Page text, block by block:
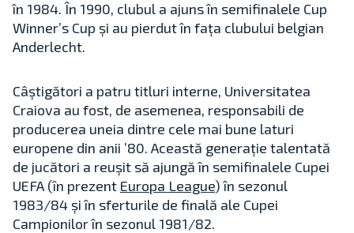
în 1984. În 1990, clubul a ajuns în semifinalele Cup
Winner’s Cup și au pierdut în fața clubului belgian
Anderlecht.
Câștigători a patru titluri interne, Universitatea
Craiova au fost, de asemenea, responsabili de
producerea uneia dintre cele mai bune laturi
europene din anii ’80. Această generație talentată
de jucători a reușit să ajungă în semifinalele Cupei
UEFA (în prezent Europa League) în sezonul
1983/84 și în sferturile de finală ale Cupei
Campionilor în sezonul 1981/82.